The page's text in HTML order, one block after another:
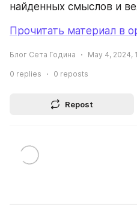
найденных смыслов и
Прочитать материал в
Блог Сета Година May 4, 2024,
0 replies 0 reposts
Repost